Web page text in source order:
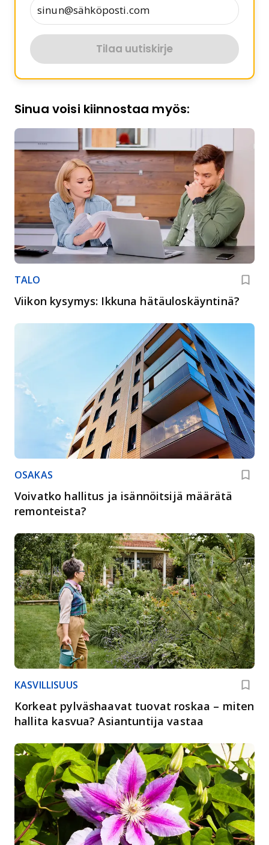
Tilaa uutiskirje
Sinua voisi kiinnostaa myös:
TALO
Viikon kysymys: Ikkuna hätäuloskäyntinä?
OSAKAS
Voivatko hallitus ja isännöitsijä määrätä
remonteista?
KASVILLISUUS
Korkeat pylväshaavat tuovat roskaa – miten
hallita kasvua? Asiantuntija vastaa